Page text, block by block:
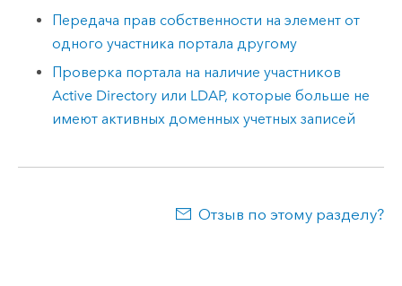
Передача прав собственности на элемент от
одного участника портала другому
Проверка портала на наличие участников
Active Directory или LDAP, которые больше не
имеют активных доменных учетных записей
Отзыв по этому разделу?